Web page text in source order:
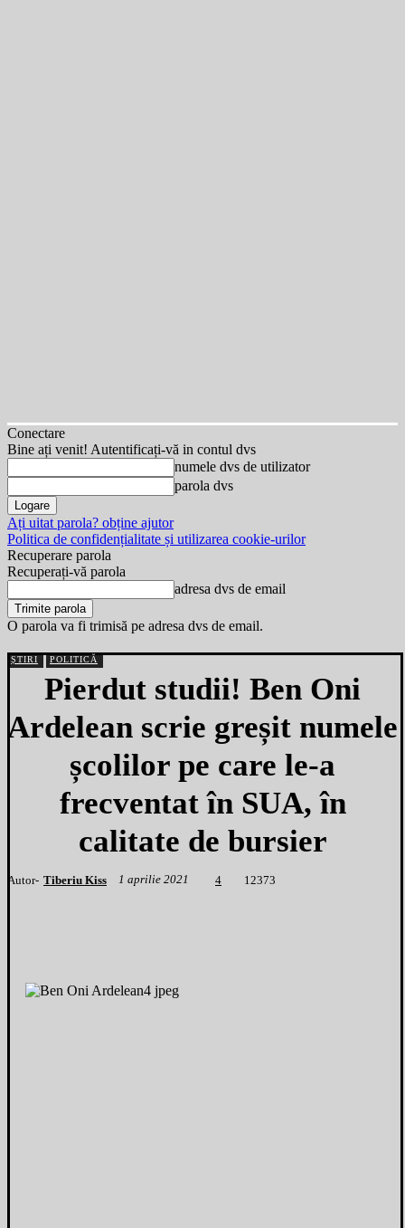
Conectare
Bine ați venit! Autentificați-vă in contul dvs
numele dvs de utilizator
parola dvs
Ați uitat parola? obține ajutor
Politica de confidențialitate și utilizarea cookie-urilor
Recuperare parola
Recuperați-vă parola
adresa dvs de email
O parola va fi trimisă pe adresa dvs de email.
ȘTIRI POLITICĂ
Pierdut studii! Ben Oni
Ardelean scrie greșit numele
școlilor pe care le-a
frecventat în SUA, în
calitate de bursier
Autor- Tiberiu Kiss 1 aprilie 2021 4 1 2373